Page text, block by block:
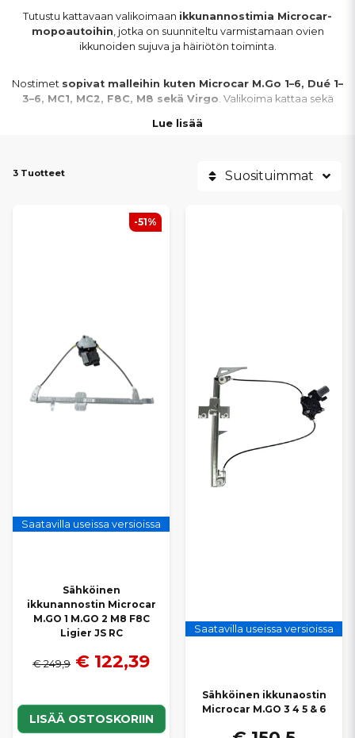
Tutustu kattavaan valikoimaan ikkunannostimia Microcar-
mopoautoihin, jotka on suunniteltu varmistamaan ovien
ikkunoiden sujuva ja häiriötön toiminta.
Nostimet sopivat malleihin kuten Microcar M.Go 1–6, Dué 1–
3–6, MC1, MC2, F8C, M8 sekä Virgo. Valikoima kattaa sekä
vuosimalleihin.
, joiden avulla ikkunat avautuvat ja sulkeutuvat
käyttömukavuuden ja luotettavan toiminnan
Lue lisää
3 Tuotteet Suosituimmat
Saatavilla useissa versioissa
Sähköinen
ikkunannostin Microcar
M.GO 1 M.GO 2 M8 F8C
Ligier JS RC
€ 249,9 € 122,39
LISÄÄ OSTOSKORIIN
-51%
Saatavilla useissa versioissa
Sähköinen ikkunaostin
Microcar M.GO 3 4 5 & 6